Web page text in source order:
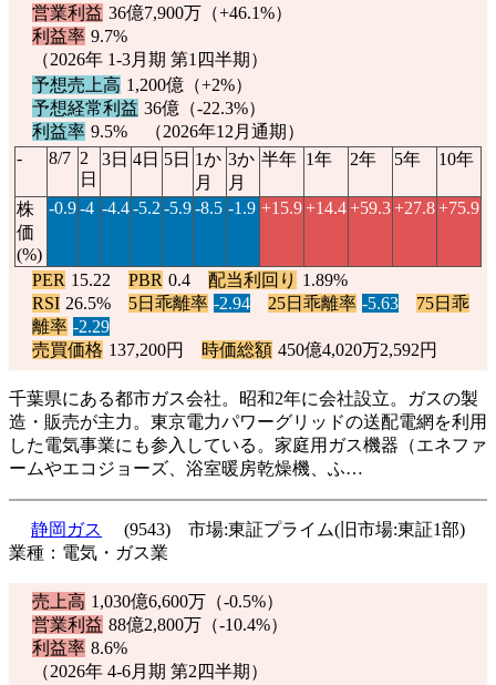
営業利益 36億7,900万（+46.1%）
利益率 9.7%
（2026年 1-3月期 第1四半期）
予想売上高 1,200億（+2%）
予想経常利益 36億（-22.3%）
利益率 9.5% （2026年12月通期）
-
8/7 2
日
3日 4日 5日 1か
月
3か
月
半年 1年 2年 5年 10年
株
価
(%)
-0.9-4 -4.4-5.2 -5.9-8.5 -1.9 +15.9+14.4+59.3+27.8+75.9
PER 15.22 PBR 0.4 配当利回り 1.89%
RSI 26.5% 5日乖離率 -2.94 25日乖離率 -5.63
75日乖
離率 -2.29
売買価格 137,200円 時価総額 450億4,020万2,592円
千葉県にある都市ガス会社。昭和2年に会社設立。ガスの製
造・販売が主力。東京電力パワーグリッドの送配電網を利用
した電気事業にも参入している。家庭用ガス機器（エネファ
ームやエコジョーズ、浴室暖房乾燥機、ふ…
静岡ガス
(9543) 市場:東証プライム(旧市場:東証1部)
業種：電気・ガス業
売上高 1,030億6,600万（-0.5%）
営業利益 88億2,800万（-10.4%）
利益率 8.6%
（2026年 4-6月期 第2四半期）